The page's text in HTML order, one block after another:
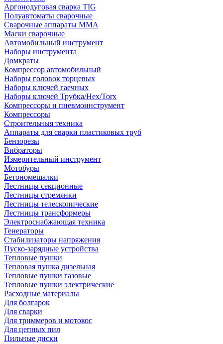
Аргонодуговая сварка TIG
Полуавтоматы сварочные
Сварочные аппараты ММА
Маски сварочные
Автомобильный инструмент
Наборы инструмента
Домкраты
Компрессор автомобильный
Наборы головок торцевых
Наборы ключей гаечных
Наборы ключей Трубка/Hex/Torx
Компрессоры и пневмоинструмент
Компрессоры
Строительныя техника
Аппараты для сварки пластиковых труб
Бензорезы
Вибраторы
Измерительный инструмент
Мотобуры
Бетономешалки
Лестницы секционные
Лестницы стремянки
Лестницы телескопические
Лестницы трансформеры
Электроснабжающая техника
Генераторы
Стабилизаторы напряжения
Пуско-зарядные устройства
Тепловые пушки
Тепловая пушка дизельная
Тепловые пушки газовые
Тепловые пушки электрические
Расходные материалы
Для болгарок
Для сварки
Для триммеров и мотокос
Для цепных пил
Пильные диски